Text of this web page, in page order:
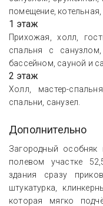
помещение,
1 этаж
Прихожая, холл,
спальня с
бассейном, сауной и
2 этаж
Холл, мастер-
спальни, санузел.
Дополнительно
Загородный
полевом участке
здания сразу
штукатурка,
которая мягко